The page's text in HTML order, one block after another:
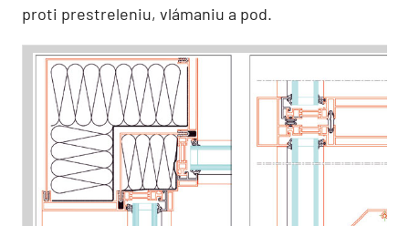
proti prestreleniu, vlámaniu a pod.